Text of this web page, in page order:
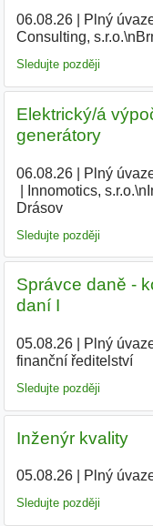
06.08.26| Plný
Consulting,
Sledujte později
Elektrický/á
generátory
06.08.26| Plný
Innomotics,
Drásov
Sledujte později
Správce daně -
daní I
05.08.26| Plný
finanční ředitelství|
Sledujte později
Inženýr kvality
05.08.26| Plný
Sledujte později